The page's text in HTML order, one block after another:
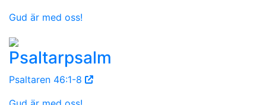
Gud är med oss!
Psaltarpsalm
Psaltaren 46:1-8